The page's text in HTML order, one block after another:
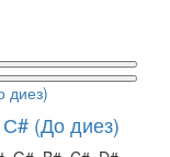
(До диез)